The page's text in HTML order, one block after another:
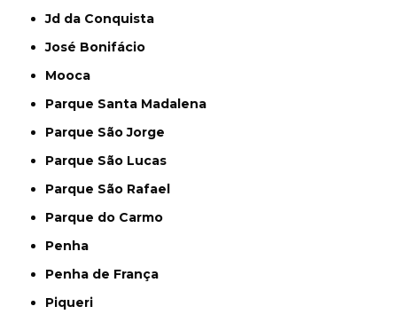
Jd da Conquista
José Bonifácio
Mooca
Parque Santa Madalena
Parque São Jorge
Parque São Lucas
Parque São Rafael
Parque do Carmo
Penha
Penha de França
Piqueri